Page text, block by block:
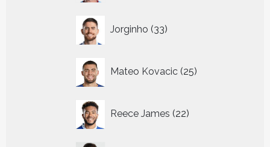
Jorginho 33
producten
Mateo Kovacic 25
producten
Reece James 22
producten